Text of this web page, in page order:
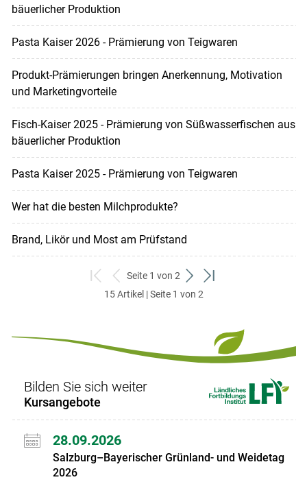
bäuerlicher Produktion
Pasta Kaiser 2026 - Prämierung von Teigwaren
Produkt-Prämierungen bringen Anerkennung, Motivation
und Marketingvorteile
Fisch-Kaiser 2025 - Prämierung von Süßwasserfischen aus
bäuerlicher Produktion
Pasta Kaiser 2025 - Prämierung von Teigwaren
Wer hat die besten Milchprodukte?
Brand, Likör und Most am Prüfstand
zum
ersten
zurück
zum
Seite 1 von 2
weiter
zum
zum
15 Artikel | Seite 1 von 2
Bilden Sie sich weiter
Kursangebote
28.09.2026
Salzburg–Bayerischer Grünland- und Weidetag
2026